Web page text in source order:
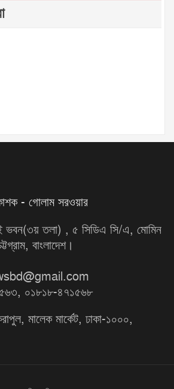
- গোলাম সরওয়ার
ভবন(৩য় তলা) , ৫ সিডিএ সি/এ, মোমিন
বাংলাদেশ।
০১৮১৮-৪৭১৫৬৮
মালেক মার্কেট, ঢাকা-১০০০,